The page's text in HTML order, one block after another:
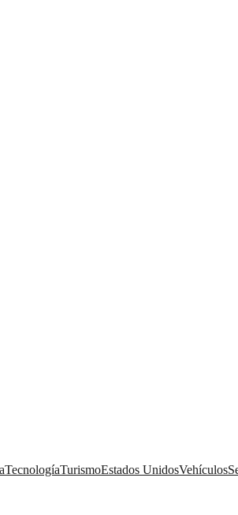
TecnologíaTurismoEstados UnidosVehículos